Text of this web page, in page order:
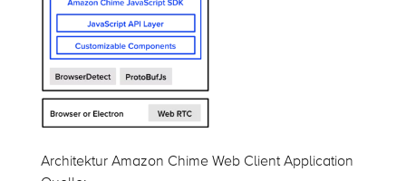
Architektur Amazon Chime Web Client Application